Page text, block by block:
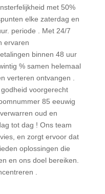
met 50%
elke zaterdag en
periode . Met 24/7
ervaren
binnen 48 uur
% samen helemaal
verteren ontvangen .
voorgerecht
85 eeuwig
oud en
tot dag ! Ons team
en zorgt ervoor dat
oplossingen die
en ons doel bereiken.
.